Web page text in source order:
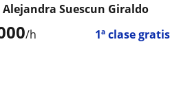
/h 1ª clase gratis
Suescun Giraldo